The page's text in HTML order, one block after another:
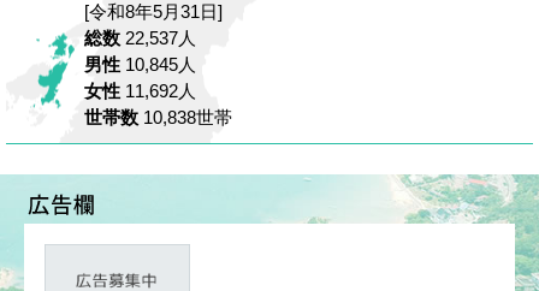
[令和8年5月31日]
総数 22,537人
男性 10,845人
女性 11,692人
世帯数 10,838世帯